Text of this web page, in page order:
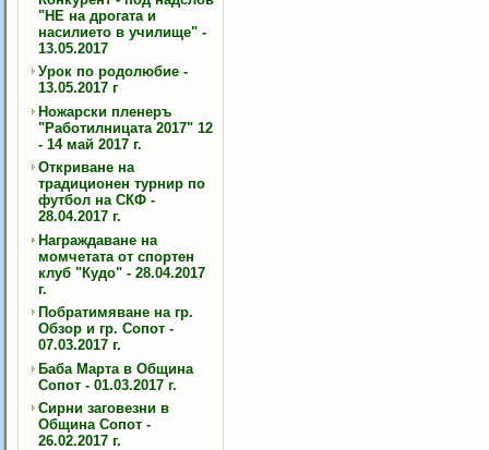
"НЕ на дрогата и
насилието в училище" -
13.05.2017
Урок по родолюбие -
13.05.2017 г
Ножарски пленеръ
"Работилницата 2017" 12
- 14 май 2017 г.
Откриване на
традиционен турнир по
футбол на СКФ -
28.04.2017 г.
Награждаване на
момчетата от спортен
клуб "Кудо" - 28.04.2017
г.
Побратимяване на гр.
Обзор и гр. Сопот -
07.03.2017 г.
Баба Марта в Община
Сопот - 01.03.2017 г.
Сирни заговезни в
Община Сопот -
26.02.2017 г.